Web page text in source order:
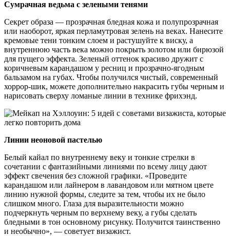
Сумрачная ведьма с зелеными тенями
Секрет образа — прозрачная бледная кожа и полупрозрачная
или наоборот, яркая перламутровая зелень на веках. Нанесите
кремовые тени тонким слоем и растушуйте к виску, а
внутреннюю часть века можно покрыть золотом или бирюзой
для пущего эффекта. Зеленый оттенок красиво дружит с
коричневым карандашом у ресниц и прозрачно-ягодным
бальзамом на губах. Чтобы получился чистый, современный
хоррор-шик, можете дополнительно накрасить губы черным и
нарисовать сверху ломаные линии в технике фрихэнд.
Линии неоновой пастелью
Белый кайал по внутреннему веку и тонкие стрелки в
сочетании с фантазийными линиями по всему лицу дают
эффект свечения без сложной графики. «Проведите
карандашом или лайнером в лавандовом или мятном цвете
линию нужной формы, следите за тем, чтобы их не было
слишком много. Глаза для выразительности можно
подчеркнуть черным по верхнему веку, а губы сделать
бледными в тон основному рисунку. Получится таинственно
и необычно», — советует визажист.